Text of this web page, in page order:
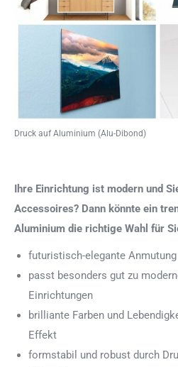
Druck auf Aluminium (Alu-Dibond)
Ihre Einrichtung ist modern und
Accessoires? Dann könnte ein
Aluminium die richtige Wahl für
futuristisch-elegante Anmutung
passt besonders gut zu
Einrichtungen
brilliante Farben und
Effekt
formstabil und robust durch